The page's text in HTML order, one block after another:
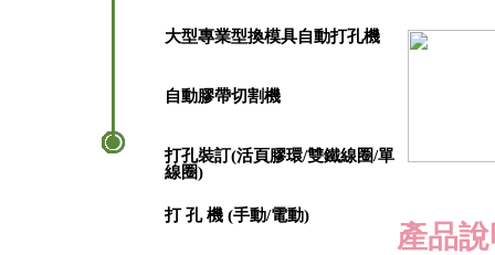
大型專業型換模具自動打孔機
自動膠帶切割機
打孔裝訂(活頁膠環/雙鐵線圈/單
線圈)
打 孔 機 (手動/電動)
產品